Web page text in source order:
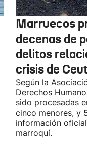
Marruecos
decenas de
delitos
crisis de
Según la
Derechos
sido procesadas
cinco menores, y
información
marroquí.